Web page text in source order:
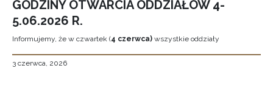
GODZINY OTWARCIA ODDZIAŁÓW 4-
5.06.2026 R.
Informujemy, że w czwartek (4 czerwca) wszystkie oddziały
3 czerwca, 2026